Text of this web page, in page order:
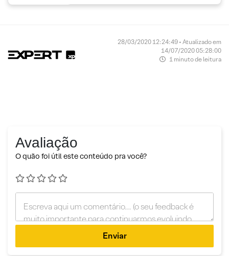
28/03/2020 12:24:49 • Atualizado em
14/07/2020 05:28:00
1 minuto de leitura
Avaliação
O quão foi útil este conteúdo pra você?
Enviar